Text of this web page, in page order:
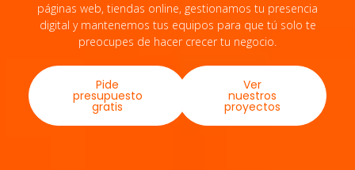
páginas web, tiendas online, gestionamos tu presencia
digital y mantenemos tus equipos para que tú solo te
preocupes de hacer crecer tu negocio.
Pide
presupuesto
gratis
Ver
nuestros
proyectos